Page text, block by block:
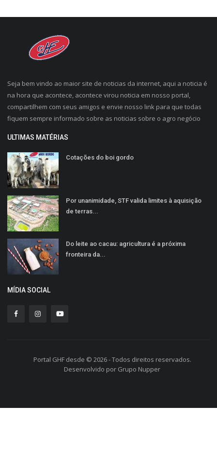
Seja bem vindo ao maior site de noticias da internet, aqui a noticia é
na hora que acontece, acontece virou noticia em nosso portal,
compartilhem com seus amigos e envie nosso link para que todas
fiquem sempre informado sobre as noticias sobre o agro negócio
ULTIMAS MATÉRIAS
Cotações do boi gordo
Por unanimidade, STF valida limites à aquisição
de terras...
Do leite ao cacau: agricultura é a próxima
fronteira da...
MÍDIA SOCIAL
Portal GHF desde © 2026 - Todos direitos reservados.
Desenvolvido por Grupo Nupper